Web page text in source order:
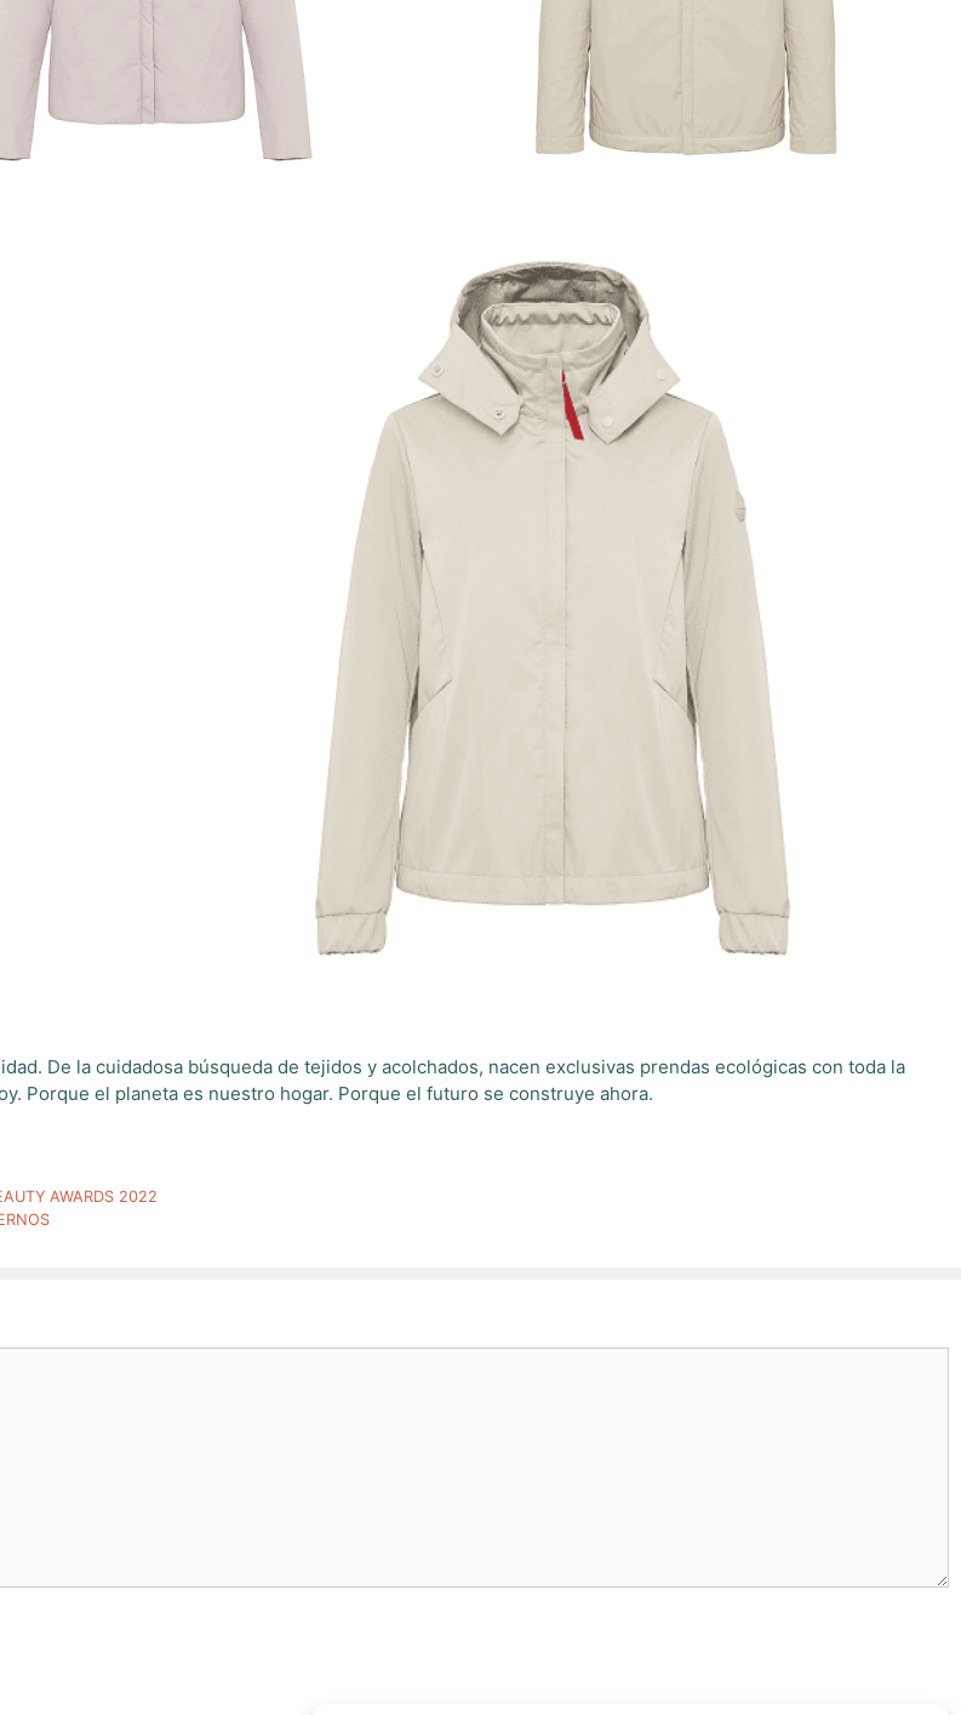
De la cuidadosa búsqueda de tejidos y acolchados, nacen exclusivas prendas ecológicas con toda la
Porque el planeta es nuestro hogar. Porque el futuro se construye ahora.
AWARDS 2022